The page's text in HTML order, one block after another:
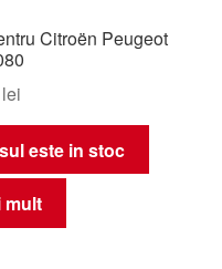
Citroën Peugeot
lei
este in stoc
mult